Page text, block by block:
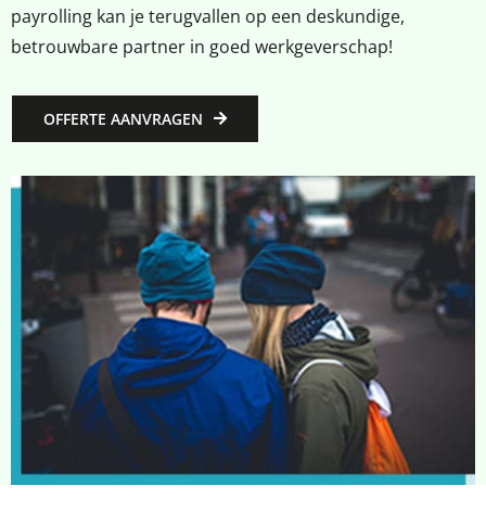
payrolling kan je terugvallen op een deskundige,
betrouwbare partner in goed werkgeverschap!
OFFERTE AANVRAGEN